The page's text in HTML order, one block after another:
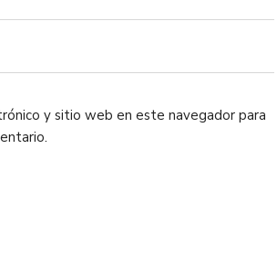
y sitio web en este navegador para